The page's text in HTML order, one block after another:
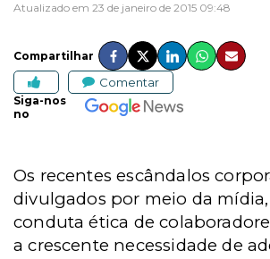
Atualizado em 23 de janeiro de 2015 09:48
Compartilhar
Comentar
Siga-nos
no
Os recentes escândalos
divulgados por meio da mídia,
conduta ética de
a crescente necessidade de